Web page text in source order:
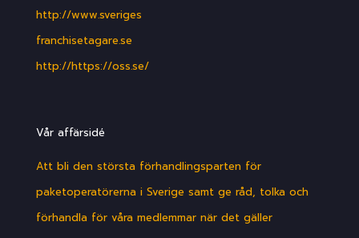
http://www.sveriges
franchisetagare.se
http://https://oss.se/
Vår affärsidé
Att bli den största förhandlingsparten för
paketoperatörerna i Sverige samt ge råd, tolka och
förhandla för våra medlemmar när det gäller